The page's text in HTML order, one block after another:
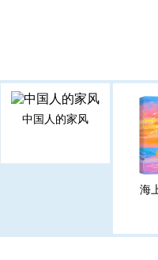
中国人的家风
海